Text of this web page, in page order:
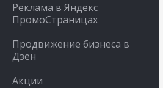
Реклама в Яндекс
ПромоСтраницах
Продвижение бизнеса в
Дзен
Акции